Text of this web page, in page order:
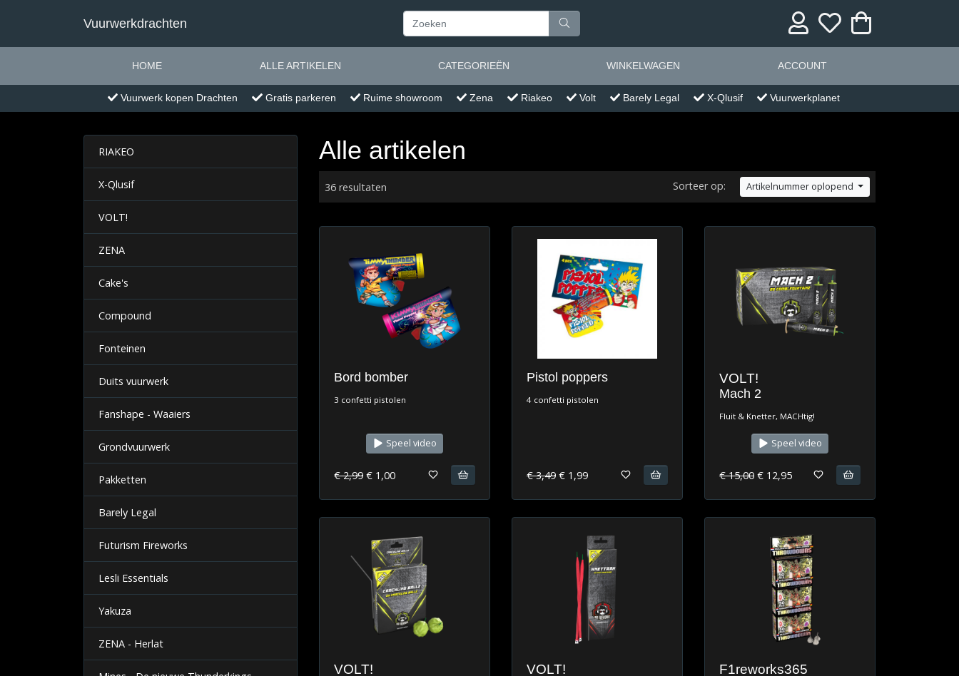
Vuurwerkdrachten
HOME ALLE ARTIKELEN CATEGORIEËN WINKELWAGEN ACCOUNT
Vuurwerk kopen Drachten Gratis parkeren Ruime showroom Zena Riakeo Volt Barely Legal X-Qlusif Vuurwerkplanet
RIAKEO
X-Qlusif
VOLT!
ZENA
Cake's
Compound
Fonteinen
Duits vuurwerk
Fanshape - Waaiers
Grondvuurwerk
Pakketten
Barely Legal
Futurism Fireworks
Lesli Essentials
Yakuza
ZENA - Herlat
Alle artikelen
36 resultaten Sorteer op: Artikelnummer oplopend
Bord bomber
3 confetti pistolen
Speel video
€ 2,99 € 1,00
Pistol poppers
4 confetti pistolen
€ 3,49 € 1,99
VOLT!
Mach 2
Fluit & Knetter, MACHtig!
Speel video
€ 15,00 € 12,95
VOLT! VOLT! F1reworks365